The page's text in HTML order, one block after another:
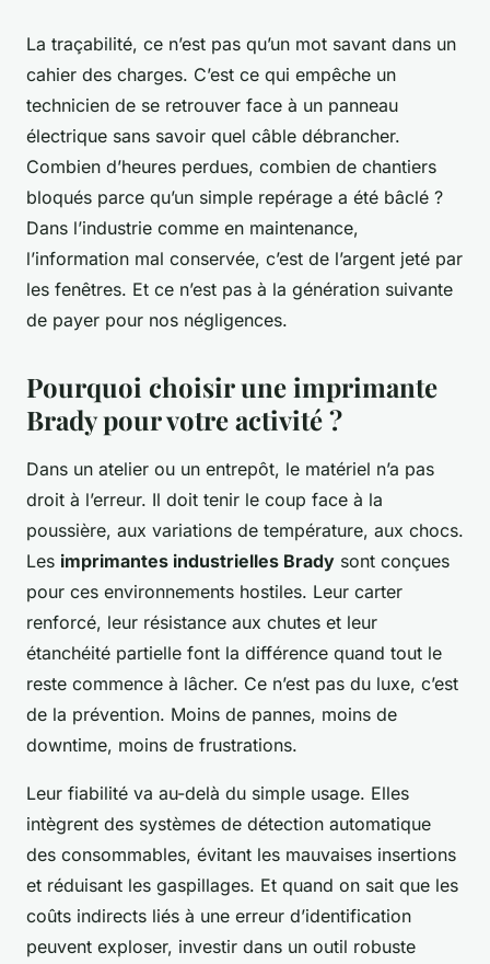
La traçabilité, ce n’est pas qu’un mot savant dans un
cahier des charges. C’est ce qui empêche un
technicien de se retrouver face à un panneau
électrique sans savoir quel câble débrancher.
Combien d’heures perdues, combien de chantiers
bloqués parce qu’un simple repérage a été bâclé ?
Dans l’industrie comme en maintenance,
l’information mal conservée, c’est de l’argent jeté par
les fenêtres. Et ce n’est pas à la génération suivante
de payer pour nos négligences.
Pourquoi choisir une imprimante
Brady pour votre activité ?
Dans un atelier ou un entrepôt, le matériel n’a pas
droit à l’erreur. Il doit tenir le coup face à la
poussière, aux variations de température, aux chocs.
Les imprimantes industrielles Brady sont conçues
pour ces environnements hostiles. Leur carter
renforcé, leur résistance aux chutes et leur
étanchéité partielle font la différence quand tout le
reste commence à lâcher. Ce n’est pas du luxe, c’est
de la prévention. Moins de pannes, moins de
downtime, moins de frustrations.
Leur fiabilité va au-delà du simple usage. Elles
intègrent des systèmes de détection automatique
des consommables, évitant les mauvaises insertions
et réduisant les gaspillages. Et quand on sait que les
coûts indirects liés à une erreur d’identification
peuvent exploser, investir dans un outil robuste